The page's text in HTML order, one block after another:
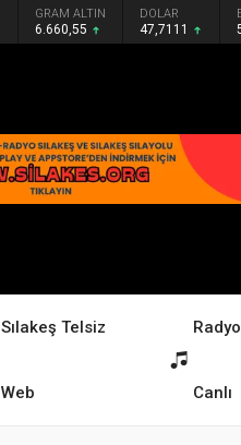
GRAM ALTIN
6.660,55
DOLAR
47,7111
Sılakeş Telsiz
Web Canlı